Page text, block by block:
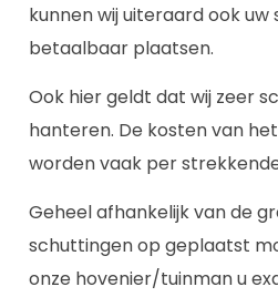
kunnen wij uiteraard ook
betaalbaar plaatsen.
Ook hier geldt dat wij zeer
hanteren. De kosten van
worden vaak per
Geheel afhankelijk van de
schuttingen op geplaatst
onze hovenier/tuinman u